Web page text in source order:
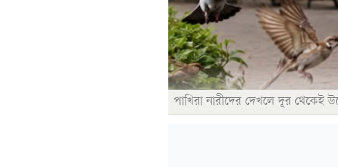
পাখিরা নারীদের দেখলে দূর থেকেই